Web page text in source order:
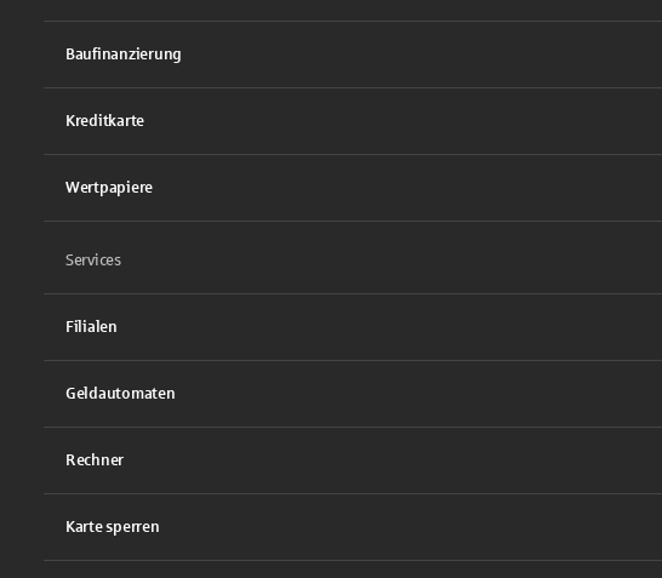
Baufinanzierung
Kreditkarte
Wertpapiere
Services
Filialen
Geldautomaten
Rechner
Karte sperren